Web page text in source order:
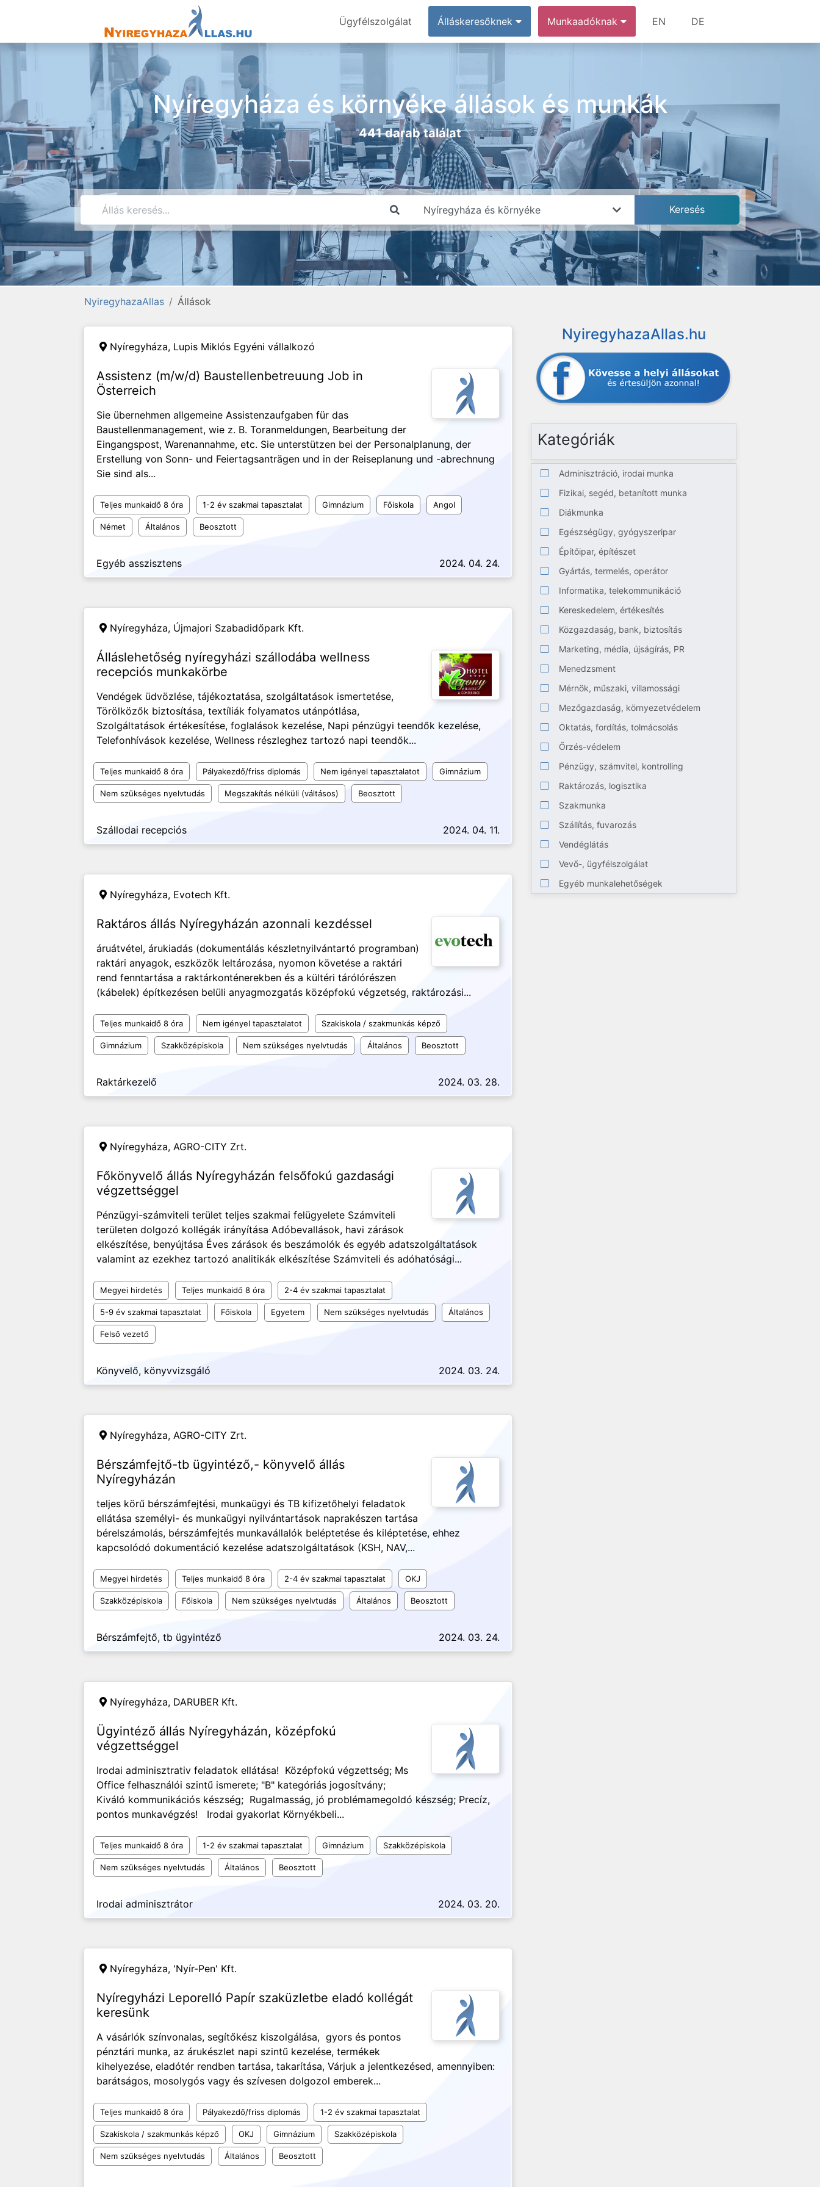
Ügyfélszolgálat Álláskeresőknek Munkaadóknak EN DE
Nyíregyháza és környéke állások és munkák
441 darab találat
NyiregyhazaAllas Állások
Nyíregyháza, Lupis Miklós Egyéni vállalkozó
Assistenz (m/w/d) Baustellenbetreuung Job in
Österreich
Sie übernehmen allgemeine Assistenzaufgaben für das
Baustellenmanagement, wie z. B. Toranmeldungen, Bearbeitung der
Eingangspost, Warenannahme, etc. Sie unterstützen bei der Personalplanung, der
Erstellung von Sonn- und Feiertagsanträgen und in der Reiseplanung und -abrechnung
Sie sind als...
Teljes munkaidő 8 óra 1-2 év szakmai tapasztalat Gimnázium Főiskola Angol
Német Általános Beosztott
Egyéb asszisztens 2024. 04. 24.
Nyíregyháza, Újmajori Szabadidőpark Kft.
Álláslehetőség nyíregyházi szállodába wellness
recepciós munkakörbe
Vendégek üdvözlése, tájékoztatása, szolgáltatások ismertetése,
Törölközők biztosítása, textíliák folyamatos utánpótlása,
Szolgáltatások értékesítése, foglalások kezelése, Napi pénzügyi teendők kezelése,
Telefonhívások kezelése, Wellness részleghez tartozó napi teendők...
Teljes munkaidő 8 óra Pályakezdő/friss diplomás Nem igényel tapasztalatot Gimnázium
Nem szükséges nyelvtudás Megszakítás nélküli (váltásos) Beosztott
Szállodai recepciós 2024. 04. 11.
Nyíregyháza, Evotech Kft.
Raktáros állás Nyíregyházán azonnali kezdéssel
áruátvétel, árukiadás (dokumentálás készletnyilvántartó programban)
raktári anyagok, eszközök leltározása, nyomon követése a raktári
rend fenntartása a raktárkonténerekben és a kültéri tárólórészen
(kábelek) építkezésen belüli anyagmozgatás középfokú végzetség, raktározási...
Teljes munkaidő 8 óra Nem igényel tapasztalatot Szakiskola / szakmunkás képző
Gimnázium Szakközépiskola Nem szükséges nyelvtudás Általános Beosztott
Raktárkezelő 2024. 03. 28.
Nyíregyháza, AGRO-CITY Zrt.
Főkönyvelő állás Nyíregyházán felsőfokú gazdasági
végzettséggel
Pénzügyi-számviteli terület teljes szakmai felügyelete Számviteli
területen dolgozó kollégák irányítása Adóbevallások, havi zárások
elkészítése, benyújtása Éves zárások és beszámolók és egyéb adatszolgáltatások
valamint az ezekhez tartozó analitikák elkészítése Számviteli és adóhatósági...
Megyei hirdetés Teljes munkaidő 8 óra 2-4 év szakmai tapasztalat
5-9 év szakmai tapasztalat Főiskola Egyetem Nem szükséges nyelvtudás Általános
Felső vezető
Könyvelő, könyvvizsgáló 2024. 03. 24.
Nyíregyháza, AGRO-CITY Zrt.
Bérszámfejtő-tb ügyintéző,- könyvelő állás
Nyíregyházán
teljes körű bérszámfejtési, munkaügyi és TB kifizetőhelyi feladatok
ellátása személyi- és munkaügyi nyilvántartások naprakészen tartása
bérelszámolás, bérszámfejtés munkavállalók beléptetése és kiléptetése, ehhez
kapcsolódó dokumentáció kezelése adatszolgáltatások (KSH, NAV,...
Megyei hirdetés Teljes munkaidő 8 óra 2-4 év szakmai tapasztalat OKJ
Szakközépiskola Főiskola Nem szükséges nyelvtudás Általános Beosztott
Bérszámfejtő, tb ügyintéző 2024. 03. 24.
Nyíregyháza, DARUBER Kft.
Ügyintéző állás Nyíregyházán, középfokú
végzettséggel
Irodai adminisztrativ feladatok ellátása! Középfokú végzettség; Ms
Office felhasználói szintű ismerete; "B" kategóriás jogosítvány;
Kiváló kommunikációs készség; Rugalmasság, jó problémamegoldó készség; Precíz,
pontos munkavégzés! Irodai gyakorlat Környékbeli...
Teljes munkaidő 8 óra 1-2 év szakmai tapasztalat Gimnázium Szakközépiskola
Nem szükséges nyelvtudás Általános Beosztott
Irodai adminisztrátor 2024. 03. 20.
Nyíregyháza, 'Nyír-Pen' Kft.
Nyíregyházi Leporelló Papír szaküzletbe eladó kollégát
keresünk
A vásárlók színvonalas, segítőkész kiszolgálása, gyors és pontos
pénztári munka, az árukészlet napi szintű kezelése, termékek
kihelyezése, eladótér rendben tartása, takarítása, Várjuk a jelentkezésed, amennyiben:
barátságos, mosolygós vagy és szívesen dolgozol emberek...
Teljes munkaidő 8 óra Pályakezdő/friss diplomás 1-2 év szakmai tapasztalat
Szakiskola / szakmunkás képző OKJ Gimnázium Szakközépiskola
Nem szükséges nyelvtudás Általános Beosztott
NyiregyhazaAllas.hu
Kategóriák
Adminisztráció, irodai munka
Fizikai, segéd, betanított munka
Diákmunka
Egészségügy, gyógyszeripar
Építőipar, építészet
Gyártás, termelés, operátor
Informatika, telekommunikáció
Kereskedelem, értékesítés
Közgazdaság, bank, biztosítás
Marketing, média, újságírás, PR
Menedzsment
Mérnök, műszaki, villamossági
Mezőgazdaság, környezetvédelem
Oktatás, fordítás, tolmácsolás
Őrzés-védelem
Pénzügy, számvitel, kontrolling
Raktározás, logisztika
Szakmunka
Szállítás, fuvarozás
Vendéglátás
Vevő-, ügyfélszolgálat
Egyéb munkalehetőségek